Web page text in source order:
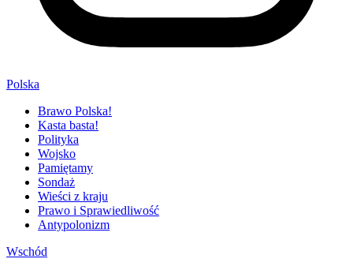
Polska
Brawo Polska!
Kasta basta!
Polityka
Wojsko
Pamiętamy
Sondaż
Wieści z kraju
Prawo i Sprawiedliwość
Antypolonizm
Wschód